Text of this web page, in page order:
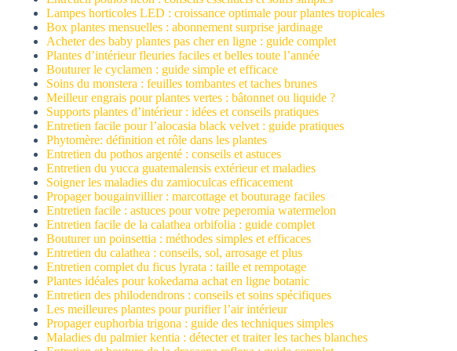
Lampes horticoles LED : croissance optimale pour plantes tropicales
Box plantes mensuelles : abonnement surprise jardinage
Acheter des baby plantes pas cher en ligne : guide complet
Plantes d’intérieur fleuries faciles et belles toute l’année
Bouturer le cyclamen : guide simple et efficace
Soins du monstera : feuilles tombantes et taches brunes
Meilleur engrais pour plantes vertes : bâtonnet ou liquide ?
Supports plantes d’intérieur : idées et conseils pratiques
Entretien facile pour l’alocasia black velvet : guide pratiques
Phytomère: définition et rôle dans les plantes
Entretien du pothos argenté : conseils et astuces
Entretien du yucca guatemalensis extérieur et maladies
Soigner les maladies du zamioculcas efficacement
Propager bougainvillier : marcottage et bouturage faciles
Entretien facile : astuces pour votre peperomia watermelon
Entretien facile de la calathea orbifolia : guide complet
Bouturer un poinsettia : méthodes simples et efficaces
Entretien du calathea : conseils, sol, arrosage et plus
Entretien complet du ficus lyrata : taille et rempotage
Plantes idéales pour kokedama achat en ligne botanic
Entretien des philodendrons : conseils et soins spécifiques
Les meilleures plantes pour purifier l’air intérieur
Propager euphorbia trigona : guide des techniques simples
Maladies du palmier kentia : détecter et traiter les taches blanches